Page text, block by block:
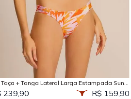
Adicionar na sacola
Taça + Tanga Lateral Larga Estampada Sun
239,90 R$ 159,90